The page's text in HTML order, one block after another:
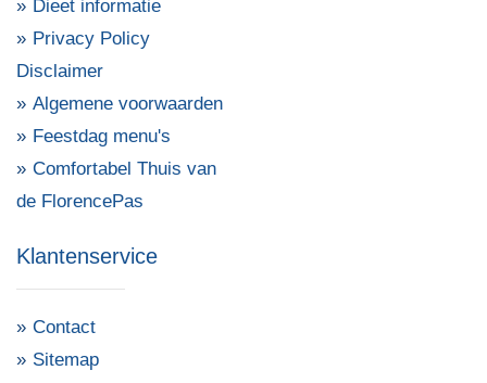
Dieet informatie
Privacy Policy
Disclaimer
Algemene voorwaarden
Feestdag menu's
Comfortabel Thuis van
de FlorencePas
Klantenservice
Contact
Sitemap